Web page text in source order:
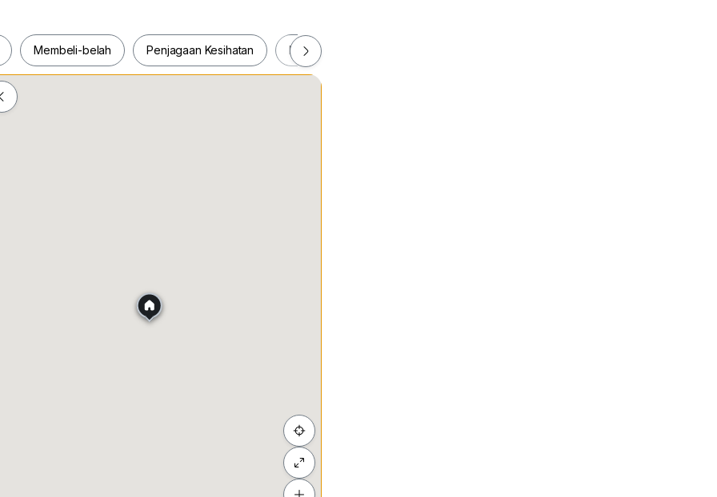
for easy commuting
needs
options
accessibility
Membeli-belah Penjagaan Kesihatan Makanan & Minuman